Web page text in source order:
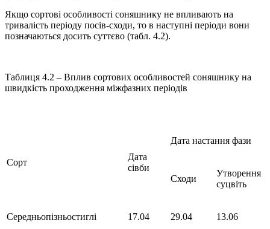
Якщо сортові особливості соняшнику не впливають на
тривалість періоду посів-сходи, то в наступні періоди вони
позначаються досить суттєво (табл. 4.2).
Таблиця 4.2 – Вплив сортових особливостей соняшнику на
швидкість проходження міжфазних періодів
Сорт
Дата
сівби
Дата настання фази
Сходи
Утворення
суцвіть
Середньопізньостиглі 17.04 29.04 13.06